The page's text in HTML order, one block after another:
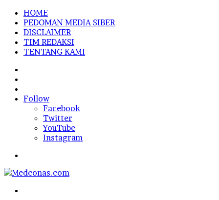
HOME
PEDOMAN MEDIA SIBER
DISCLAIMER
TIM REDAKSI
TENTANG KAMI
In
Follow
Facebook
Twitter
YouTube
Instagram